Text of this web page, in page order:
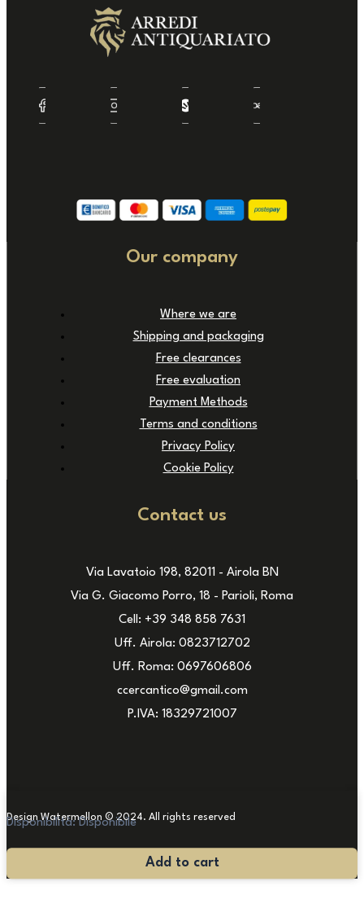
Our company
Where we are
Shipping and packaging
Free clearances
Free evaluation
Payment Methods
Terms and conditions
Privacy Policy
Cookie Policy
Contact us
Via Lavatoio 198, 82011 - Airola BN
Via G. Giacomo Porro, 18 - Parioli, Roma
Cell: +39 348 858 7631
Uff. Airola: 0823712702
Uff. Roma: 0697606806
ccercantico@gmail.com
P.IVA: 18329721007
Design Watermellon © 2024. All rights reserved
Disponibilità: Disponibile
Piccolo
Add to cart